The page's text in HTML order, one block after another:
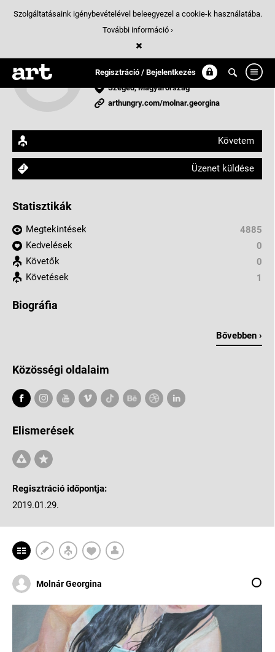
Regisztráció / Bejelentkezés
Molnár Georgina
Tanuló,Festészet szakirány
Szeged, Magyarország
arthungry.com/molnar.georgina
Követem
Üzenet küldése
Statisztikák
Megtekintések
4885
Kedvelések
0
Követők
0
Követések
1
Biográfia
Bővebben ›
Közösségi oldalaim
Elismerések
Regisztráció időpontja:
2019.01.29.
Molnár Georgina
Szolgáltatásaink igénybevételével beleegyezel a cookie-k használatába.
További információ ›